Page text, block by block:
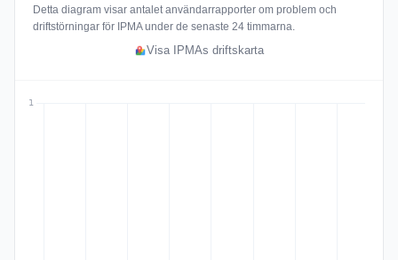
Detta diagram visar antalet användarrapporter om problem och
driftstörningar för IPMA under de senaste 24 timmarna.
Visa IPMAs driftskarta